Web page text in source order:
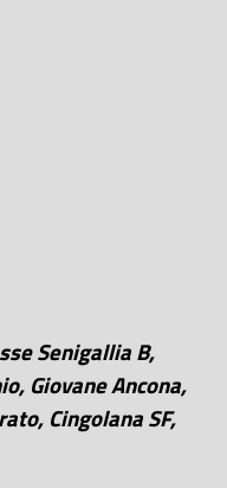
Senigallia B,
Giovane Ancona,
Cingolana SF,